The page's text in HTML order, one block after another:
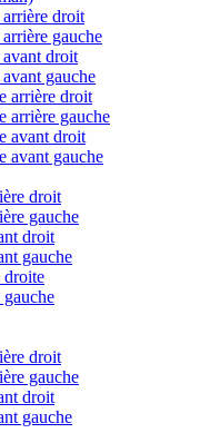
droit
gauche
droit
gauche
arrière droit
arrière gauche
avant droit
avant gauche
droit
gauche
droit
gauche
droite
droit
gauche
droit
gauche